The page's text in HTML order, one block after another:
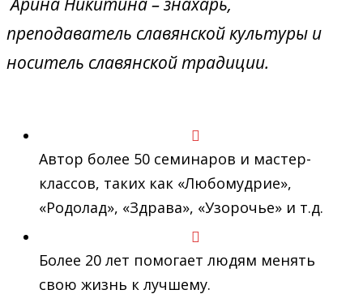
преподаватель славянской культуры и
носитель славянской традиции.
Автор более 50 семинаров и мастер-
классов, таких как «Любомудрие»,
«Родолад», «Здрава», «Узорочье» и т.д.
Более 20 лет помогает людям менять
свою жизнь к лучшему.